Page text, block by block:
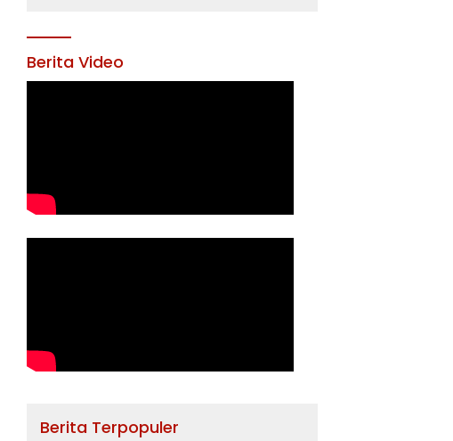
Berita Video
Berita Terpopuler